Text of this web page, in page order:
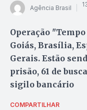
Agência Brasil
Operação
Goiás, Brasília,
Gerais. Estão
prisão, 61 de
sigilo bancário
COMPARTILHAR